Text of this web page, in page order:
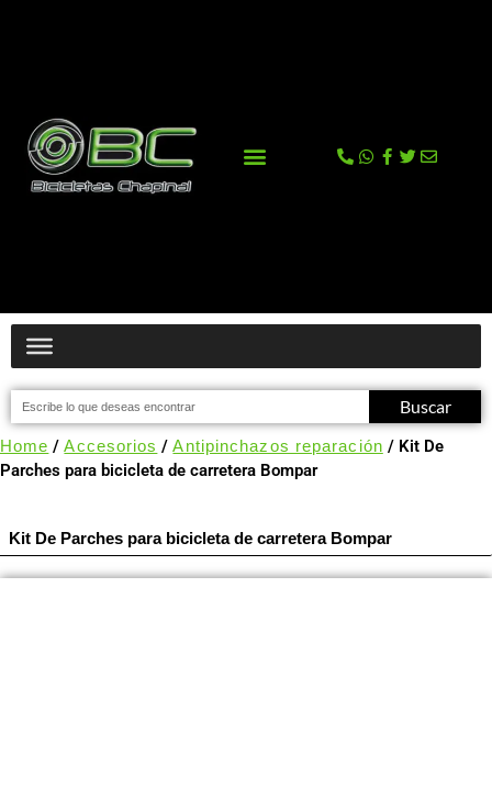
Buscar
Home /Accesorios /Antipinchazos reparación / Kit De
Parches para bicicleta de carretera Bompar
Kit De Parches para bicicleta de carretera Bompar